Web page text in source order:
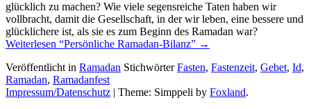
glücklich zu machen? Wie viele segensreiche Taten haben wir
vollbracht, damit die Gesellschaft, in der wir leben, eine bessere und
glücklichere ist, als sie es zum Beginn des Ramadan war?
Weiterlesen “Persönliche Ramadan-Bilanz” →
Veröffentlicht in Ramadan StichwörterFasten, Fastenzeit, Gebet, Id,
Ramadan, Ramadanfest
Impressum/Datenschutz | Theme: Simppeli by Foxland.